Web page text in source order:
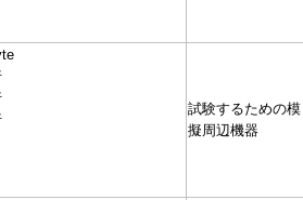
試験するための模
擬周辺機器